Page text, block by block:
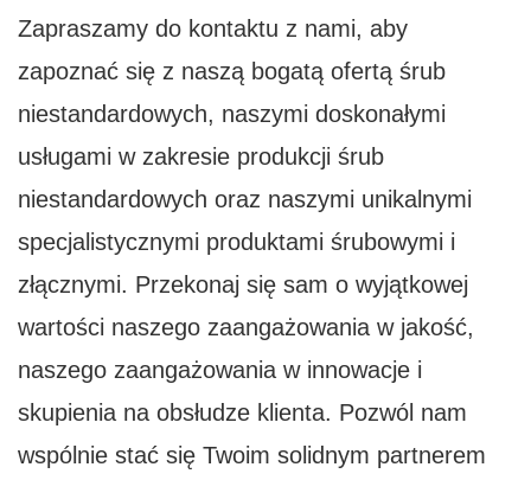
Zapraszamy do kontaktu z nami, aby
zapoznać się z naszą bogatą ofertą śrub
niestandardowych, naszymi doskonałymi
usługami w zakresie produkcji śrub
niestandardowych oraz naszymi unikalnymi
specjalistycznymi produktami śrubowymi i
złącznymi. Przekonaj się sam o wyjątkowej
wartości naszego zaangażowania w jakość,
naszego zaangażowania w innowacje i
skupienia na obsłudze klienta. Pozwól nam
wspólnie stać się Twoim solidnym partnerem